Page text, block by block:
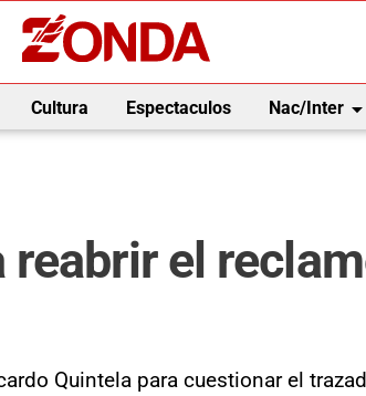
Cultura Espectaculos Nac/Interarrow_drop_down
reabrir el
Quintela para cuestionar el